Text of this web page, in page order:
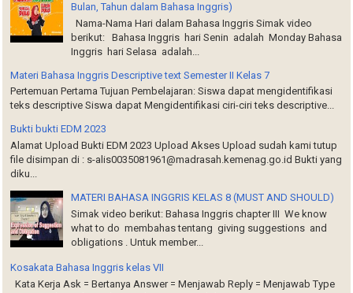
Bulan, Tahun dalam Bahasa Inggris)
Nama-Nama Hari dalam Bahasa Inggris Simak video
berikut: Bahasa Inggris hari Senin adalah Monday Bahasa
Inggris hari Selasa adalah...
Materi Bahasa Inggris Descriptive text Semester II Kelas 7
Pertemuan Pertama Tujuan Pembelajaran: Siswa dapat mengidentifikasi
teks descriptive Siswa dapat Mengidentifikasi ciri-ciri teks descriptive...
Bukti bukti EDM 2023
Alamat Upload Bukti EDM 2023 Upload Akses Upload sudah kami tutup
file disimpan di : s-alis0035081961@madrasah.kemenag.go.id Bukti yang
diku...
MATERI BAHASA INGGRIS KELAS 8 (MUST AND SHOULD)
Simak video berikut: Bahasa Inggris chapter III We know
what to do membahas tentang giving suggestions and
obligations . Untuk member...
Kosakata Bahasa Inggris kelas VII
Kata Kerja Ask = Bertanya Answer = Menjawab Reply = Menjawab Type